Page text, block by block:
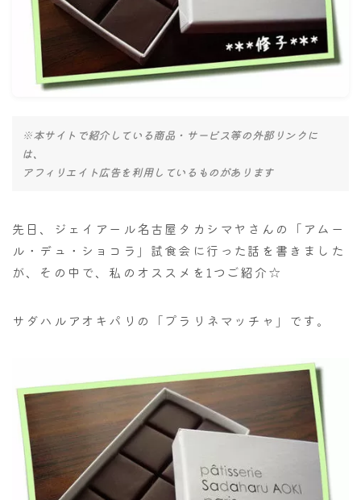
※本サイトで紹介している商品・サービス等の外部リンクに
は、
アフィリエイト広告を利用しているものがあります
先日、ジェイアール名古屋タカシマヤさんの「アムー
ル・デュ・ショコラ」試食会に行った話を書きました
が、その中で、私のオススメを1つご紹介☆
サダハルアオキパリの「プラリネマッチャ」です。